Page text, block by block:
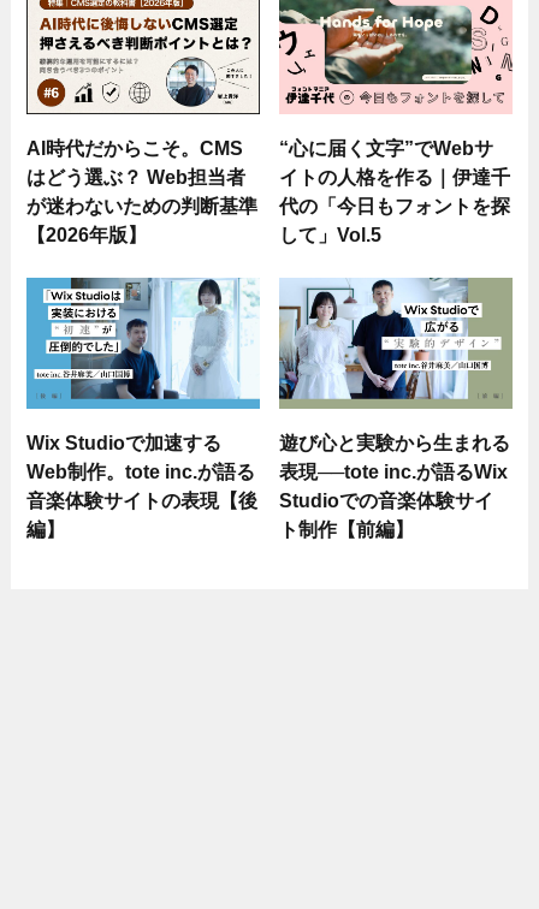
AI時代だからこそ。CMS
はどう選ぶ？ Web担当者
が迷わないための判断基準
【2026年版】
“心に届く文字”でWebサ
イトの人格を作る｜伊達千
代の「今日もフォントを探
して」Vol.5
Wix Studioで加速する
Web制作。tote inc.が語る
音楽体験サイトの表現【後
編】
遊び心と実験から生まれる
表現──tote inc.が語るWix
Studioでの音楽体験サイ
ト制作【前編】